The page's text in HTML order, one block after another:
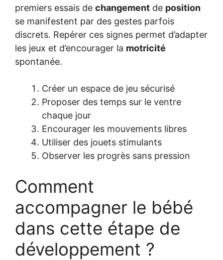
premiers essais de changement de position
se manifestent par des gestes parfois
discrets. Repérer ces signes permet d’adapter
les jeux et d’encourager la motricité
spontanée.
Créer un espace de jeu sécurisé
Proposer des temps sur le ventre
chaque jour
Encourager les mouvements libres
Utiliser des jouets stimulants
Observer les progrès sans pression
Comment
accompagner le bébé
dans cette étape de
développement ?